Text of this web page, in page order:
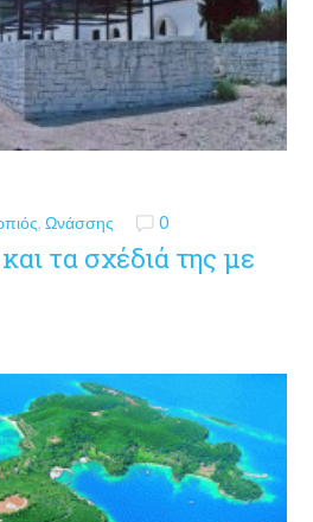
,Ωνάσσης 0
τα σχέδιά της με